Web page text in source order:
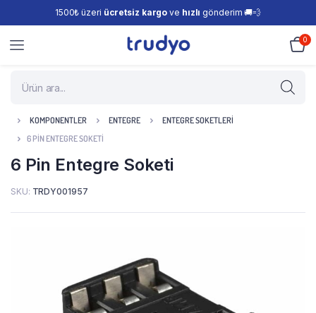
1500₺ üzeri ücretsiz kargo ve hızlı gönderim 🚚💨
0
KOMPONENTLER ENTEGRE
ENTEGRE SOKETLERI
6 PIN ENTEGRE SOKETI
6 Pin Entegre Soketi
SKU: TRDY001957